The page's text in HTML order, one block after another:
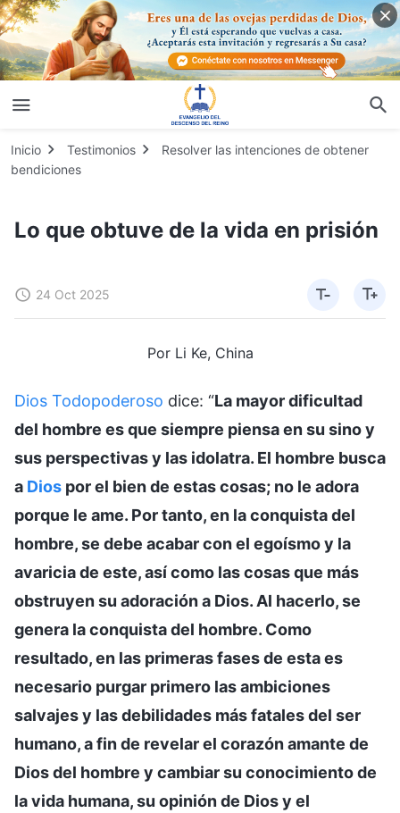
Inicio Testimonios
Resolver las intenciones de obtener
bendiciones
Lo que obtuve de la vida en prisión
24 Oct 2025
Por Li Ke, China
Dios Todopoderoso dice: “La mayor dificultad
del hombre es que siempre piensa en su sino y
sus perspectivas y las idolatra. El hombre busca
a Dios por el bien de estas cosas; no le adora
porque le ame. Por tanto, en la conquista del
hombre, se debe acabar con el egoísmo y la
avaricia de este, así como las cosas que más
obstruyen su adoración a Dios. Al hacerlo, se
genera la conquista del hombre. Como
resultado, en las primeras fases de esta es
necesario purgar primero las ambiciones
salvajes y las debilidades más fatales del ser
humano, a fin de revelar el corazón amante de
Dios del hombre y cambiar su conocimiento de
la vida humana, su opinión de Dios y el